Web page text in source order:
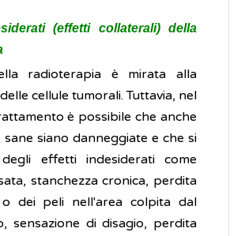
(effetti collaterali) della
radioterapia è mirata alla
cellule tumorali. Tuttavia, nel
è possibile che anche
sane siano danneggiate e che si
effetti indesiderati come
stanchezza cronica, perdita
dei peli nell'area colpita dal
sensazione di disagio, perdita